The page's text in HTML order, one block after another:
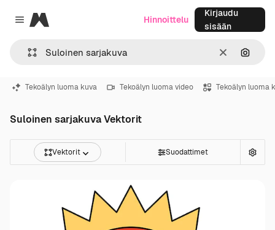
Close menu
Magnific
SelkeäHae
Hinnoittelu
Kirjaudu
sisään
Tekoälyn luoma kuva Tekoälyn luoma video Tekoälyn luoma
Suloinen sarjakuva Vektorit
Vektorit Suodattimet